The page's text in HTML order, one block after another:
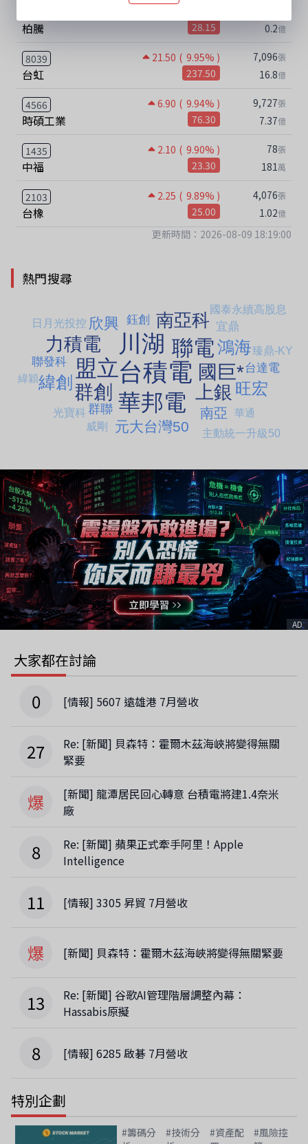
柏騰 28.15 0.2億
8039 21.50 ( 9.95% )
台虹 237.50
7,096張
16.8億
4566 6.90 ( 9.94% )
時碩工業 76.30
9,727張
7.37億
1435 2.10 ( 9.90% )
中福 23.30
78張
181萬
2103 2.25 ( 9.89% )
台橡 25.00
4,076張
1.02億
更新時間：2026-08-09 18:19:00
熱門搜尋
AD
大家都在討論
0 [情報] 5607 遠雄港 7月營收
27
Re: [新聞] 貝森特：霍爾木茲海峽將變得無關
緊要
爆
[新聞] 龍潭居民回心轉意 台積電將建1.4奈米
廠
8
Re: [新聞] 蘋果正式牽手阿里！Apple
Intelligence
11 [情報] 3305 昇貿 7月營收
爆 [新聞] 貝森特：霍爾木茲海峽將變得無關緊要
13
Re: [新聞] 谷歌AI管理階層調整內幕：
Hassabis原擬
8 [情報] 6285 啟碁 7月營收
特別企劃
#籌碼分
#技術分
#資產配
#風險控